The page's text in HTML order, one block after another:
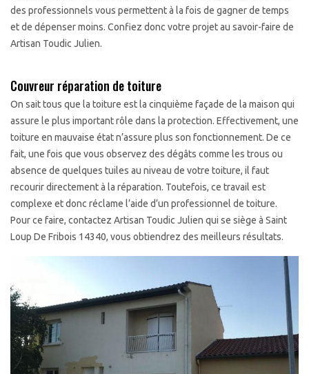
des professionnels vous permettent à la fois de gagner de temps
et de dépenser moins. Confiez donc votre projet au savoir-faire de
Artisan Toudic Julien.
Couvreur réparation de toiture
On sait tous que la toiture est la cinquième façade de la maison qui
assure le plus important rôle dans la protection. Effectivement, une
toiture en mauvaise état n’assure plus son fonctionnement. De ce
fait, une fois que vous observez des dégâts comme les trous ou
absence de quelques tuiles au niveau de votre toiture, il faut
recourir directement à la réparation. Toutefois, ce travail est
complexe et donc réclame l’aide d’un professionnel de toiture.
Pour ce faire, contactez Artisan Toudic Julien qui se siège à Saint
Loup De Fribois 14340, vous obtiendrez des meilleurs résultats.